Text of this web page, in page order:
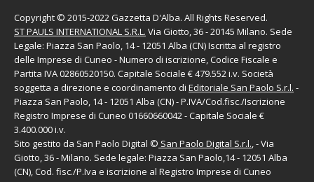
Copyright © 2015-2022 Gazzetta D'Alba. All Rights Reserved.
ST PAULS INTERNATIONAL S.R.L. Via Giotto, 36 - 20145 Milano. Sede
Legale: Piazza San Paolo, 14 - 12051 Alba (CN) Iscritta al registro
delle Imprese di Cuneo - Numero di iscrizione, Codice Fiscale e
Partita IVA 02860520150. Capitale Sociale € 479.552 i.v. Società
soggetta a direzione e coordinamento di Editoriale San Paolo S.r.l. -
Piazza San Paolo, 14 - 12051 Alba (CN) - P.IVA/Cod.fisc./Iscrizione
Registro Imprese di Cuneo 01660660042 - Capitale Sociale €
3.400.000 i.v.
Sito gestito da San Paolo Digital © San Paolo Digital S.r.l., - Via
Giotto, 36 - Milano. Sede legale: Piazza San Paolo,14 - 12051 Alba
(CN), Cod. fisc./P.Iva e iscrizione al Registro Imprese di Cuneo